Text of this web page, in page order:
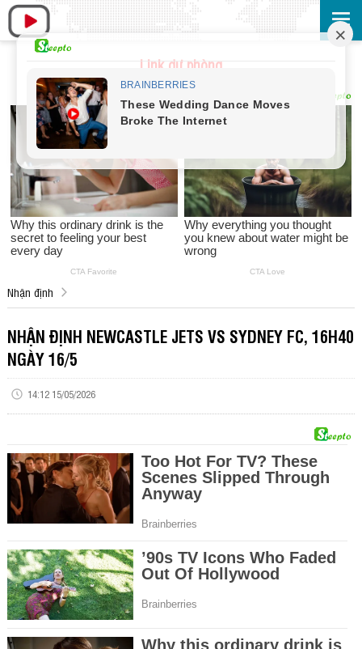
Link dự phòng
Nhận định
NHẬN ĐỊNH NEWCASTLE JETS VS SYDNEY FC, 16H40
NGÀY 16/5
14:12 15/05/2026